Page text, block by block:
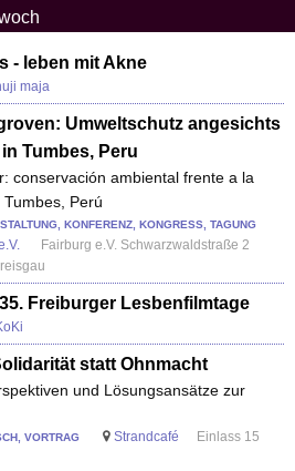
- leben mit Akne
maja
Umweltschutz angesichts
Tumbes, Peru
conservación ambiental frente a la
Perú
KONFERENZ, KONGRESS, TAGUNG
Fairburg e.V. Schwarzwaldstraße 2
Freiburger Lesbenfilmtage
statt Ohnmacht
und Lösungsansätze zur
VORTRAG Strandcafé
Einlass 15